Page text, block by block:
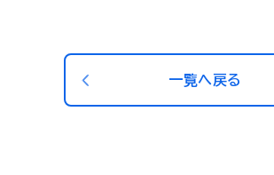
一覧へ戻る